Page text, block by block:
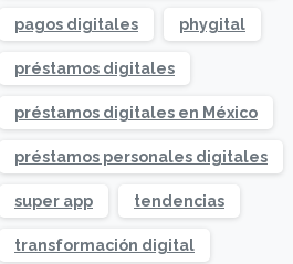
pagos digitales phygital
préstamos digitales
préstamos digitales en México
préstamos personales digitales
super app tendencias
transformación digital